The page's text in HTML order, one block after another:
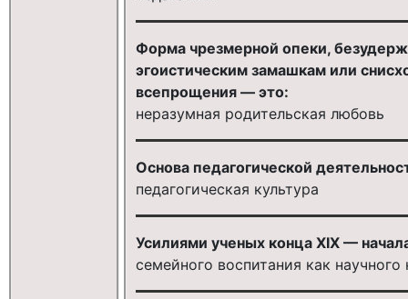
Форма чрезмерной опеки,
эгоистическим замашкам или
всепрощения — это:
неразумная родительская любовь
Основа педагогической
педагогическая культура
Усилиями ученых конца XIX —
семейного воспитания как научного